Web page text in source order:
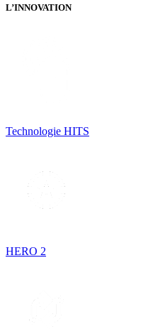
L’INNOVATION
Technologie HITS
HERO 2